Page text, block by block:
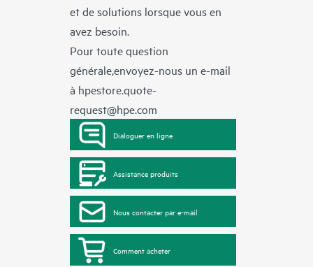
et de solutions lorsque vous en
avez besoin.
Pour toute question
générale,envoyez-nous un e-mail
à hpestore.quote-
request@hpe.com
Dialoguer en ligne
Assistance produits
Nous contacter par e-mail
Comment acheter